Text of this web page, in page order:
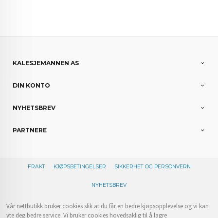
KALESJEMANNEN AS
DIN KONTO
NYHETSBREV
PARTNERE
FRAKT KJØPSBETINGELSER SIKKERHET OG PERSONVERN
NYHETSBREV
Vår nettbutikk bruker cookies slik at du får en bedre kjøpsopplevelse og vi kan
yte deg bedre service. Vi bruker cookies hovedsaklig til å lagre